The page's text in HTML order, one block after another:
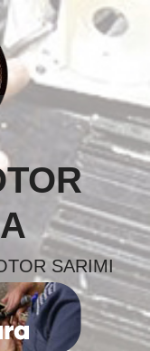
SARIMI